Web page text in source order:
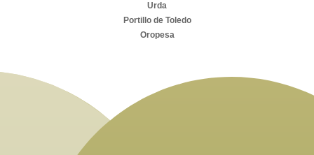
Urda
Portillo de Toledo
Oropesa